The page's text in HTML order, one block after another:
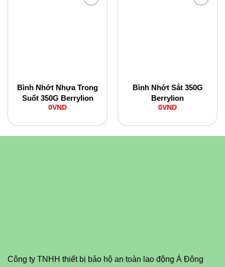
Bình Nhớt Nhựa Trong
Suốt 350G Berrylion
0VND
Bình Nhớt Sắt 350G
Berrylion
0VND
Công ty TNHH thiết bị bảo hộ an toàn lao động Á Đông